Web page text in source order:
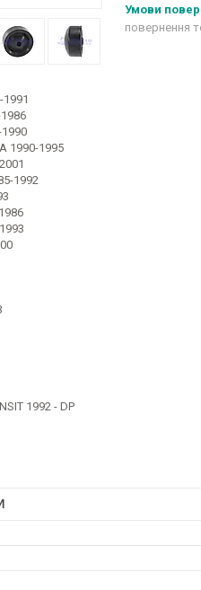
повернення
1991
1986
1990
1990-1995
1992
1992 - DP